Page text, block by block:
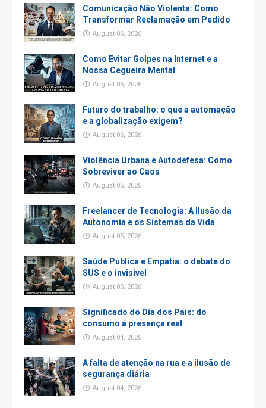
Comunicação Não Violenta: Como
Transformar Reclamação em Pedido
August 06, 2026
Como Evitar Golpes na Internet e a
Nossa Cegueira Mental
August 06, 2026
Futuro do trabalho: o que a automação
e a globalização exigem?
August 06, 2026
Violência Urbana e Autodefesa: Como
Sobreviver ao Caos
August 05, 2026
Freelancer de Tecnologia: A Ilusão da
Autonomia e os Sistemas da Vida
August 05, 2026
Saúde Pública e Empatia: o debate do
SUS e o invisivel
August 05, 2026
Significado do Dia dos Pais: do
consumo à presença real
August 04, 2026
A falta de atenção na rua e a ilusão de
segurança diária
August 04, 2026